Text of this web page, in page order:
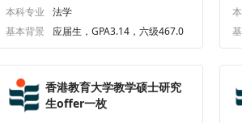
本科专业
法学
基本背景
应届生，GPA3.14，六级467.0
香港教育大学教学硕士研究
生offer一枚